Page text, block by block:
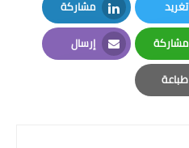
تغريد
Twitter
مشاركة
LinkedIn
مشاركة
Whatsapp
إرسال
Email
طباعة
Print